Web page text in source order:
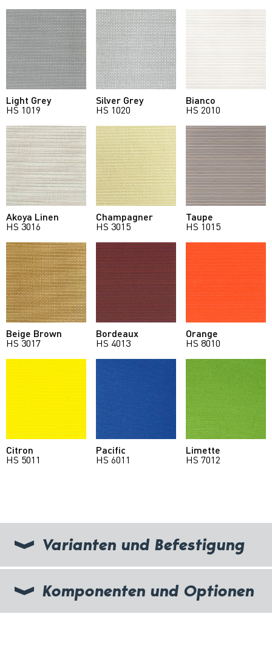
Light Grey
HS 1019
Silver Grey
HS 1020
Bianco
HS 2010
Akoya Linen
HS 3016
Champagner
HS 3015
Taupe
HS 1015
Beige Brown
HS 3017
Bordeaux
HS 4013
Orange
HS 8010
Citron
HS 5011
Pacific
HS 6011
Limette
HS 7012
Varianten und Befestigung
Komponenten und Optionen